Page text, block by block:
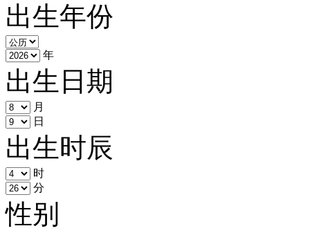
出生年份
年
出生日期
月
日
出生时辰
时
分
性别